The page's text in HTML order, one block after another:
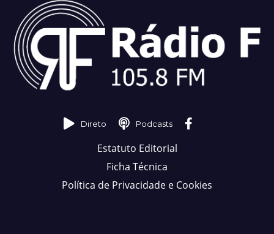
Direto Podcasts
Estatuto Editorial
Ficha Técnica
Política de Privacidade e Cookies